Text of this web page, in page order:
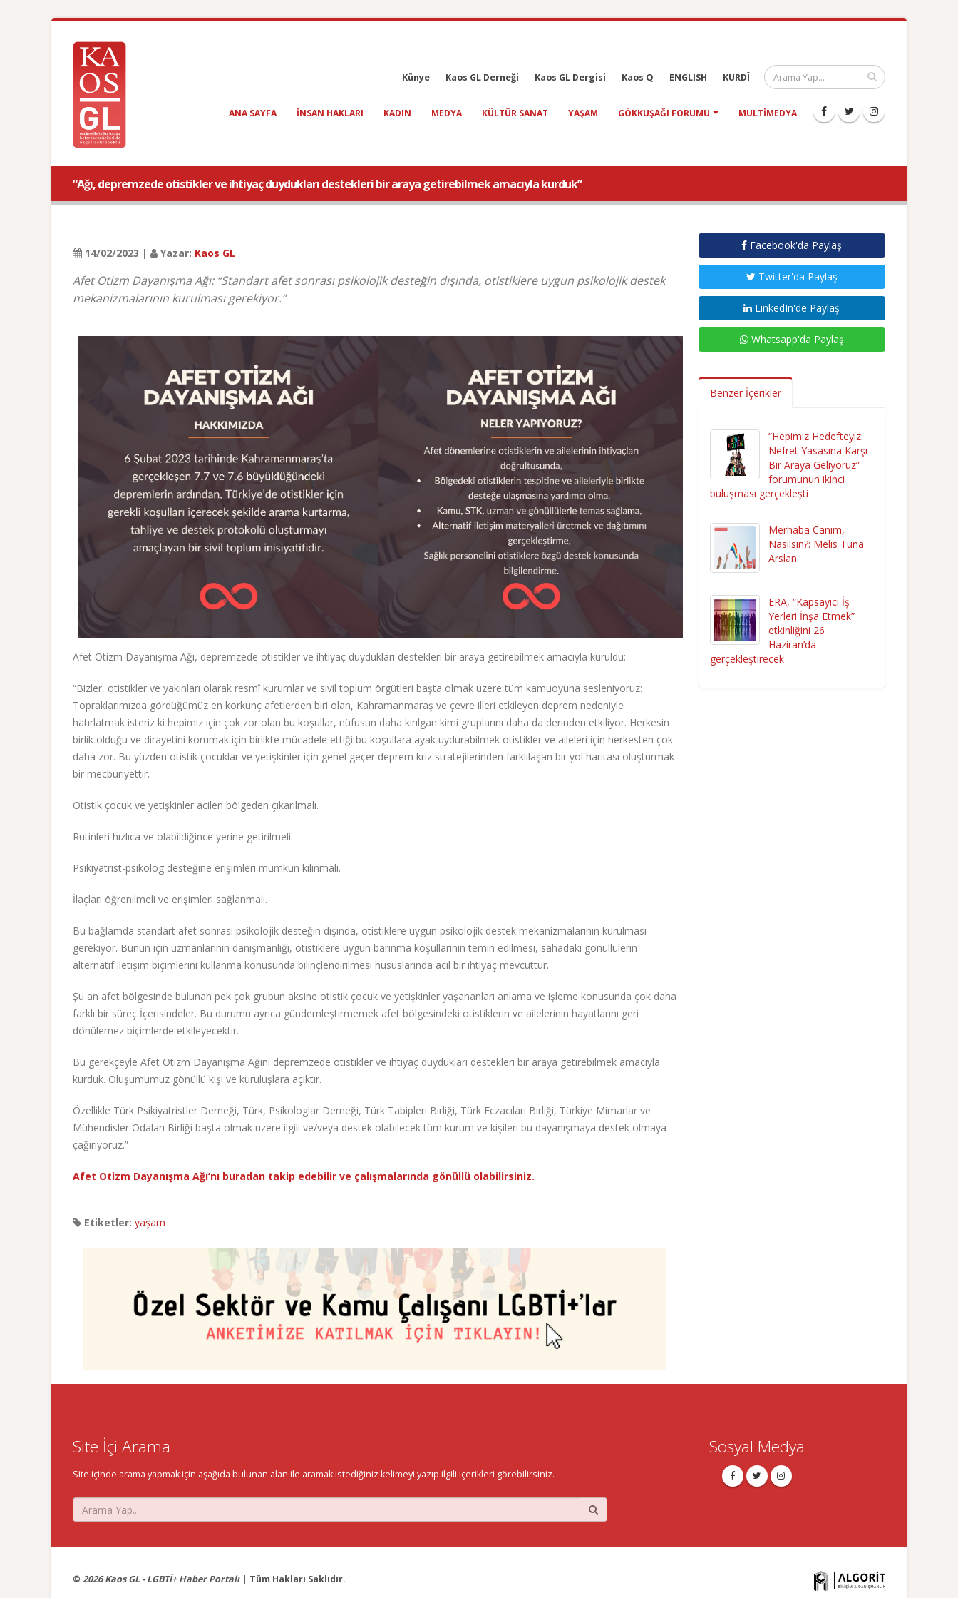
Künye Kaos GL Derneği Kaos GL Dergisi Kaos Q ENGLISH KURDÎ
ANA SAYFA INSAN HAKLARI KADIN MEDYA KÜLTÜR SANAT YAŞAM GÖKKUŞAĞI FORUMU MULTIMEDYA
“Ağı, depremzede otistikler ve ihtiyaç duydukları destekleri bir araya getirebilmek amacıyla kurduk”
14/02/2023 | Yazar: Kaos GL
Afet Otizm Dayanışma Ağı: “Standart afet sonrası psikolojik desteğin dışında, otistiklere uygun psikolojik destek
mekanizmalarının kurulması gerekiyor.”
Afet Otizm Dayanışma Ağı, depremzede otistikler ve ihtiyaç duydukları destekleri bir araya getirebilmek amacıyla kuruldu:
“Bizler, otistikler ve yakınları olarak resmî kurumlar ve sivil toplum örgütleri başta olmak üzere tüm kamuoyuna sesleniyoruz:
Topraklarımızda gördüğümüz en korkunç afetlerden biri olan, Kahramanmaraş ve çevre illeri etkileyen deprem nedeniyle
hatırlatmak isteriz ki hepimiz için çok zor olan bu koşullar, nüfusun daha kırılgan kimi gruplarını daha da derinden etkiliyor. Herkesin
birlik olduğu ve dirayetini korumak için birlikte mücadele ettiği bu koşullara ayak uydurabilmek otistikler ve aileleri için herkesten çok
daha zor. Bu yüzden otistik çocuklar ve yetişkinler için genel geçer deprem kriz stratejilerinden farklılaşan bir yol haritası oluşturmak
bir mecburiyettir.
Otistik çocuk ve yetişkinler acilen bölgeden çıkarılmalı.
Rutinleri hızlıca ve olabildiğince yerine getirilmeli.
Psikiyatrist-psikolog desteğine erişimleri mümkün kılınmalı.
İlaçları öğrenilmeli ve erişimleri sağlanmalı.
Bu bağlamda standart afet sonrası psikolojik desteğin dışında, otistiklere uygun psikolojik destek mekanizmalarının kurulması
gerekiyor. Bunun için uzmanlarının danışmanlığı, otistiklere uygun barınma koşullarının temin edilmesi, sahadaki gönüllülerin
alternatif iletişim biçimlerini kullanma konusunda bilinçlendirilmesi hususlarında acil bir ihtiyaç mevcuttur.
Şu an afet bölgesinde bulunan pek çok grubun aksine otistik çocuk ve yetişkinler yaşananları anlama ve işleme konusunda çok daha
farklı bir süreç İçerisindeler. Bu durumu ayrıca gündemleştirmemek afet bölgesindeki otistiklerin ve ailelerinin hayatlarını geri
dönülemez biçimlerde etkileyecektir.
Bu gerekçeyle Afet Otizm Dayanışma Ağını depremzede otistikler ve ihtiyaç duydukları destekleri bir araya getirebilmek amacıyla
kurduk. Oluşumumuz gönüllü kişi ve kuruluşlara açıktır.
Özellikle Türk Psikiyatristler Derneği, Türk, Psikologlar Derneği, Türk Tabipleri Birliği, Türk Eczacıları Birliği, Türkiye Mimarlar ve
Mühendisler Odaları Birliği başta olmak üzere ilgili ve/veya destek olabilecek tüm kurum ve kişileri bu dayanışmaya destek olmaya
çağırıyoruz.”
Afet Otizm Dayanışma Ağı’nı buradan takip edebilir ve çalışmalarında gönüllü olabilirsiniz.
Etiketler: yaşam
Facebook'da Paylaş
Twitter'da Paylaş
LinkedIn'de Paylaş
Whatsapp'da Paylaş
Benzer İçerikler
“Hepimiz Hedefteyiz:
Nefret Yasasına Karşı
Bir Araya Geliyoruz”
forumunun ikinci
buluşması gerçekleşti
Merhaba Canım,
Nasılsın?: Melis Tuna
Arslan
ERA, “Kapsayıcı İş
Yerleri İnşa Etmek”
etkinliğini 26
Haziran’da
gerçekleştirecek
Site İçi Arama
Site içinde arama yapmak için aşağıda bulunan alan ile aramak istediğiniz kelimeyi yazıp ilgili içerikleri görebilirsiniz.
Sosyal Medya
© 2026 Kaos GL - LGBTİ+ Haber Portalı| Tüm Hakları Saklıdır.